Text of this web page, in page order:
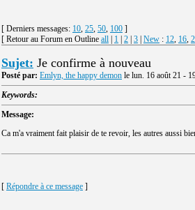
[ Derniers messages: 10, 25, 50, 100 ]
[ Retour au Forum en Outline all 1 2 3 New : 12, 16,
Sujet: Je confirme à nouveau
Posté par: Emlyn, the happy demon le lun. 16 août 21 -
Keywords:
Message:
Ca m'a vraiment fait plaisir de te revoir, les autres aussi
[ Répondre à ce message ]